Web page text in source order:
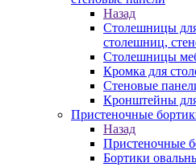
Назад
Столешницы
столешниц,
Столешницы
Кромка для
Стеновые
Кронштейны
Пристеночные
Назад
Пристеночные
Бортики